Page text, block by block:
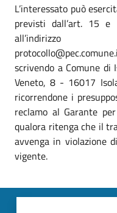
L’interessato può
previsti dall’art. 15 e
scrivendo a Comune di
Veneto, 8 - 16017
ricorrendone i
reclamo al Garante
qualora ritenga che il
avvenga in violazione
vigente.